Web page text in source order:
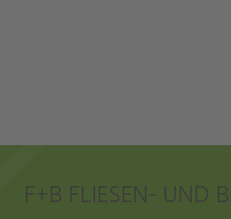
F+B FLIESEN- UND